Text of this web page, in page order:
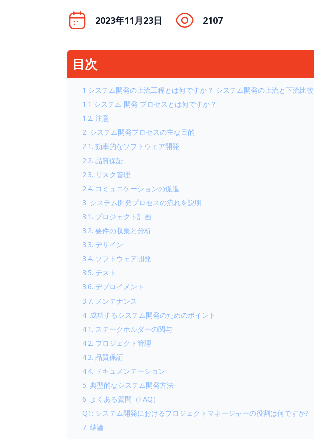
2023年11月23日 2107
目次
1.システム開発の上流工程とは何ですか？ システム開発の上流と下流比較
1.1 システム 開発 プロセスとは何ですか？
1.2. 注意
2. システム開発プロセスの主な目的
2.1. 効率的なソフトウェア開発
2.2. 品質保証
2.3. リスク管理
2.4. コミュニケーションの促進
3. システム開発プロセスの流れを説明
3.1. プロジェクト計画
3.2. 要件の収集と分析
3.3. デザイン
3.4. ソフトウェア開発
3.5. テスト
3.6. デプロイメント
3.7. メンテナンス
4. 成功するシステム開発のためのポイント
4.1. ステークホルダーの関与
4.2. プロジェクト管理
4.3. 品質保証
4.4. ドキュメンテーション
5. 典型的なシステム開発方法
6. よくある質問（FAQ）
Q1: システム開発におけるプロジェクトマネージャーの役割は何ですか?
7. 結論